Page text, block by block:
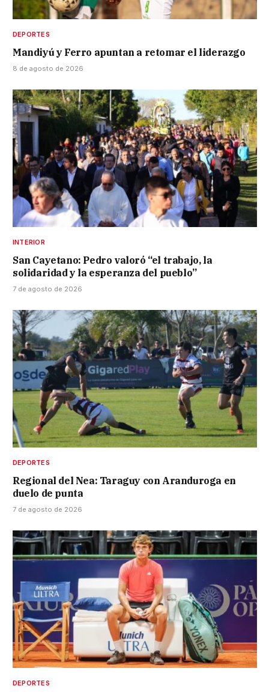
DEPORTES
Mandiyú y Ferro apuntan a retomar el liderazgo
8 de agosto de 2026
INTERIOR
San Cayetano: Pedro valoró “el trabajo, la
solidaridad y la esperanza del pueblo”
7 de agosto de 2026
DEPORTES
Regional del Nea: Taraguy con Aranduroga en
duelo de punta
7 de agosto de 2026
DEPORTES